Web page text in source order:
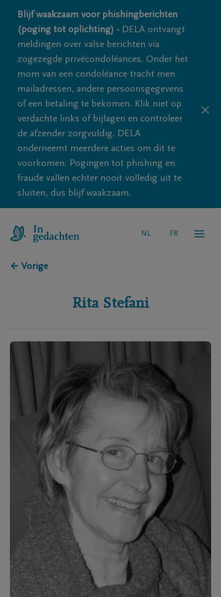
Blijf waakzaam voor phishingberichten
(poging tot oplichting) - DELA ontvangt
meldingen over valse berichten via
zogezegde privécondoléances. Onder het
mom van een condoléance tracht men
mailadressen, andere persoonsgegevens
of een betaling te bekomen. Klik niet op
verdachte links of bijlagen en controleer
de afzender zorgvuldig. DELA
onderneemt meerdere acties om dit te
voorkomen. Pogingen tot phishing en
fraude vallen echter nooit volledig uit te
sluiten, dus blijf waakzaam.
NL FR
← Vorige
Rita Stefani